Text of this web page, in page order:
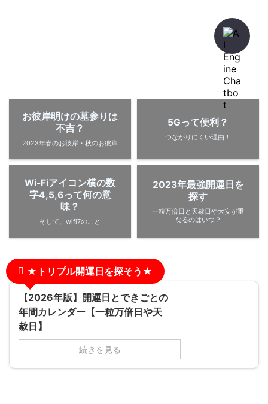
お彼岸明けの墓参りは
不吉？
2023年春のお彼岸・秋のお彼岸
5Gって便利？
つながりにくい理由！
Wi-Fiアイコン横の数
字4,5,6って何の意
味？
そして、wifi7のこと
2023年最強開運日を
探す
一粒万倍日と天赦日や大安が重
なるのはいつ？
★トリプル開運日を探そう★
【2026年版】開運日とできごとの
年間カレンダー【一粒万倍日や天
赦日】
続きを見る